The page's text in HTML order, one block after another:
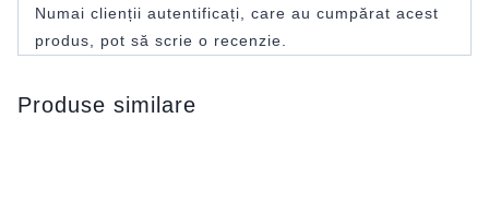
Numai clienții autentificați, care au cumpărat acest
produs, pot să scrie o recenzie.
Produse similare